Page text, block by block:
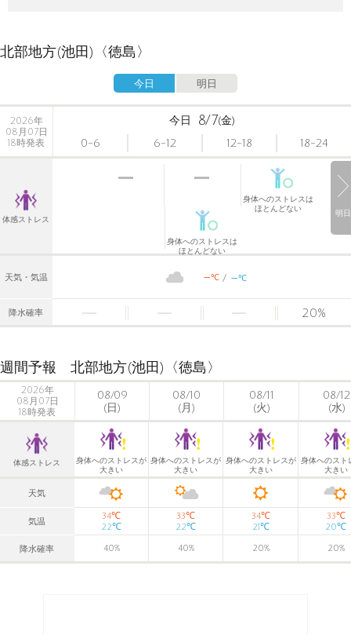
北部地方(池田)〈徳島〉
今日 明日
明日
2026年
08月07日
18時発表
今日 8/7(金)
0-6
6-12 12-18 18-24
体感ストレス
身体へのストレスは
ほとんどない
身体へのストレスは
ほとんどない
天気・気温 -℃ -℃
降水確率 20%
週間予報 北部地方(池田)〈徳島〉
2026年
08月07日
18時発表
08/09
(日)
08/10
(月)
08/11
(火)
08/12
(水)
体感ストレス
身体へのストレスが
大きい
身体へのストレスが
大きい
身体へのストレスが
大きい
身体へのスト
大きい
天気
気温
34℃
22℃
33℃
22℃
34℃
21℃
33℃
20℃
降水確率 40% 40% 20% 20%